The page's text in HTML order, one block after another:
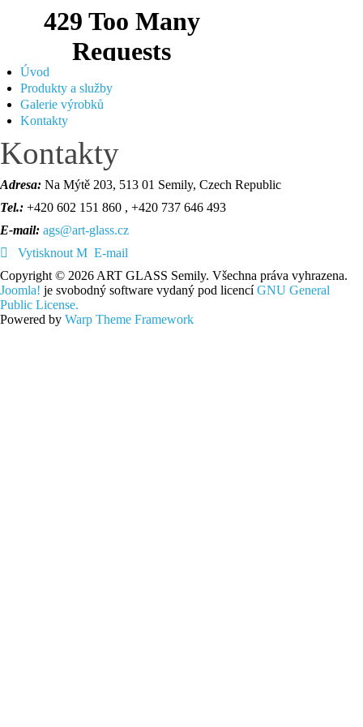
Úvod
Produkty a služby
Galerie výrobků
Kontakty
Kontakty
Adresa: Na Mýtě 203, 513 01 Semily, Czech Republic
Tel.: +420 602 151 860 , +420 737 646 493
E-mail: ags@art-glass.cz
Vytisknout
E-mail
Copyright © 2026 ART GLASS Semily. Všechna práva vyhrazena.
Joomla! je svobodný software vydaný pod licencíGNU General
Public License.
Powered by Warp Theme Framework